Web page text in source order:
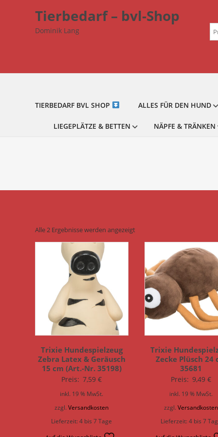
Tierbedarf – bvl-Shop
Dominik Lang
TIERBEDARF BVL SHOP ALLES FÜR DEN HUND
LIEGEPLÄTZE & BETTEN NÄPFE & TRÄNKEN
Alle 2 Ergebnisse werden angezeigt
Trixie Hundespielzeug
Zebra Latex & Geräusch
15 cm (Art.-Nr. 35198)
Preis: 7,59€
inkl. 19 % MwSt.
zzgl.Versandkosten
Lieferzeit:4 bis 7 Tage
Trixie
Zecke Plüsch 24
35681
Preis: 9,49€
inkl. 19 % MwSt.
zzgl.Versandkosten
Lieferzeit:4 bis 7